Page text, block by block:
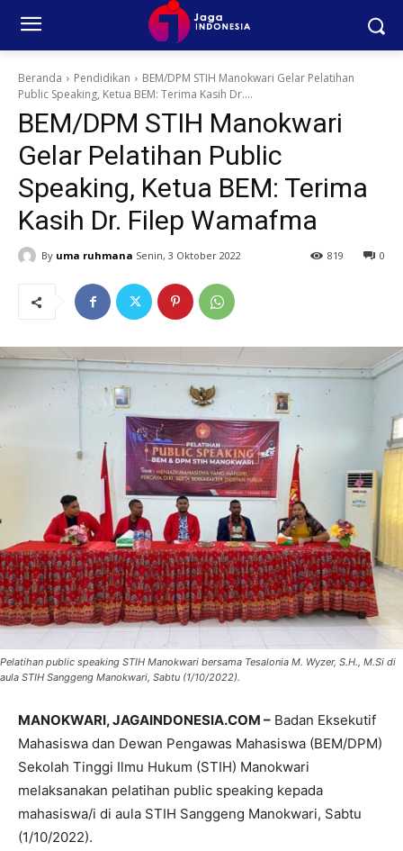
Beranda Pendidikan
BEM/DPM STIH Manokwari Gelar Pelatihan
Public Speaking, Ketua BEM: Terima Kasih Dr....
BEM/DPM STIH Manokwari
Gelar Pelatihan Public
Speaking, Ketua BEM: Terima
Kasih Dr. Filep Wamafma
By uma ruhmana Senin, 3 Oktober 2022 0
819
Pelatihan public speaking STIH Manokwari bersama Tesalonia M. Wyzer, S.H., M.Si di
aula STIH Sanggeng Manokwari, Sabtu (1/10/2022).
MANOKWARI, JAGAINDONESIA.COM – Badan Eksekutif
Mahasiswa dan Dewan Pengawas Mahasiswa (BEM/DPM)
Sekolah Tinggi Ilmu Hukum (STIH) Manokwari
melaksanakan pelatihan public speaking kepada
mahasiswa/i di aula STIH Sanggeng Manokwari, Sabtu
(1/10/2022).